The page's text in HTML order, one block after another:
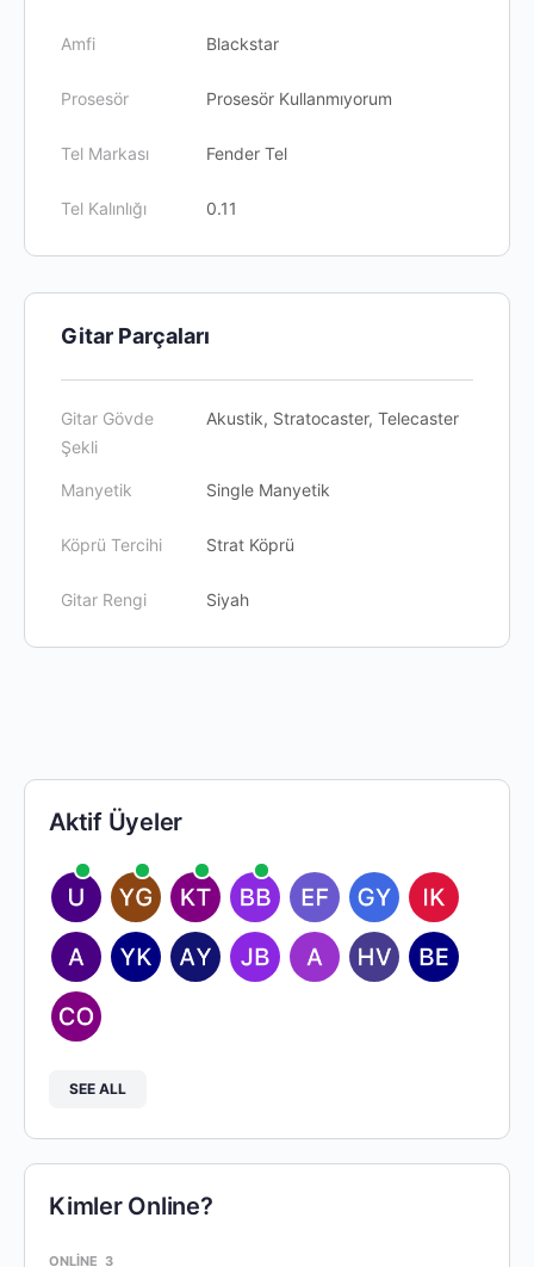
Amfi Blackstar
Prosesör Prosesör Kullanmıyorum
Tel Markası Fender Tel
Tel Kalınlığı 0.11
Gitar Parçaları
Gitar Gövde
Şekli
Akustik, Stratocaster, Telecaster
Manyetik Single Manyetik
Köprü Tercihi Strat Köprü
Gitar Rengi Siyah
Aktif Üyeler
SEE ALL
Kimler Online?
ONLINE 3